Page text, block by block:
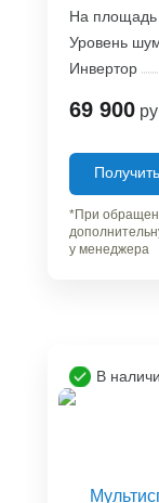
На площадь
Уровень
Инвертор
69 900
*При
у менеджера
В